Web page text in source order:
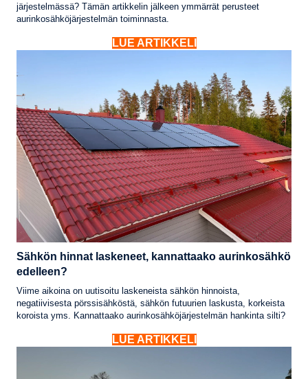
järjestelmässä? Tämän artikkelin jälkeen ymmärrät perusteet
aurinkosähköjärjestelmän toiminnasta.
LUE ARTIKKELI
Sähkön hinnat laskeneet, kannattaako aurinkosähkö
edelleen?
Viime aikoina on uutisoitu laskeneista sähkön hinnoista,
negatiivisesta pörssisähköstä, sähkön futuurien laskusta, korkeista
koroista yms. Kannattaako aurinkosähköjärjestelmän hankinta silti?
LUE ARTIKKELI